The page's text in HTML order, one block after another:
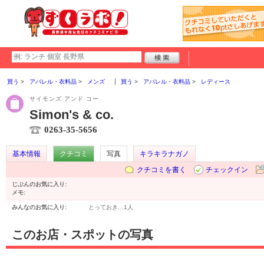
買う アパレル・衣料品 メンズ 買う アパレル・衣料品 レディース
サイモンズ アンド コー
Simon's & co.
0263-35-5656
基本情報 クチコミ 写真
キラキラナガノ
クチコミを書く
チェックイン
じぶんのお気に入り:
メモ:
みんなのお気に入り: とっておき… 1人
このお店・スポットの写真